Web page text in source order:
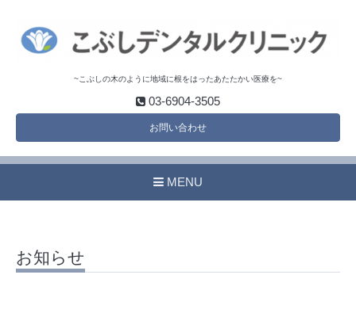
~こぶしの木のように地域に根をはったあたたかい医療を~
03-6904-3505
お問い合わせ
MENU
お知らせ